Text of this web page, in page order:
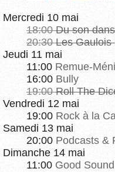
Mercredi 10 mai
18:00 Du son
20:30 Les Gaulois
Jeudi 11 mai
11:00 Remue-
16:00 Bully
19:00 Roll The
Vendredi 12 mai
19:00 Rock à la
Samedi 13 mai
20:00 Podcasts &
Dimanche 14 mai
11:00 Good